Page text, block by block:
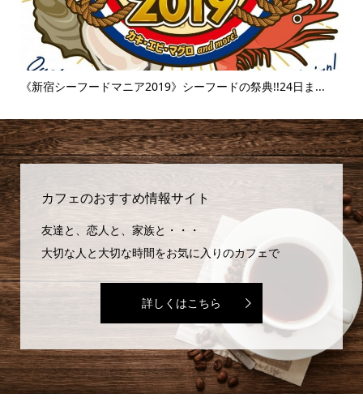
《新宿シーフードマニア2019》シーフードの祭典!!24日ま...
カフェのおすすめ情報サイト
友達と、恋人と、家族と・・・
大切な人と大切な時間をお気に入りのカフェで
詳しくはこちら